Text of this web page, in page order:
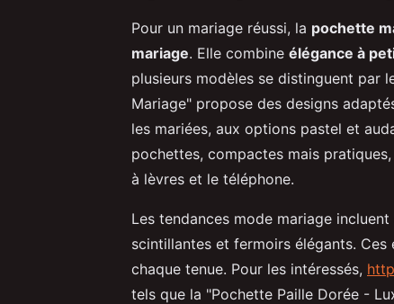
Pour un mariage réussi, la pochette
mariage. Elle combine élégance à
plusieurs modèles se distinguent par
Mariage" propose des designs
les mariées, aux options pastel et
pochettes, compactes mais
à lèvres et le téléphone.
Les tendances mode mariage
scintillantes et fermoirs élégants.
chaque tenue. Pour les intéressés,
tels que la "Pochette Paille Dorée -